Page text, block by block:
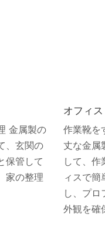
金属製の
、玄関の
保管して
家の整理
オフィス
作業靴を
丈な金属
して、作
ィスで簡
し、プロ
外観を確